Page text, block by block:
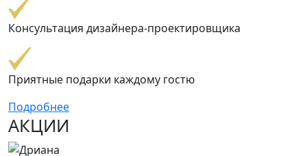
Консультация дизайнера-проектировщика
Приятные подарки каждому гостю
Подробнее
АКЦИИ